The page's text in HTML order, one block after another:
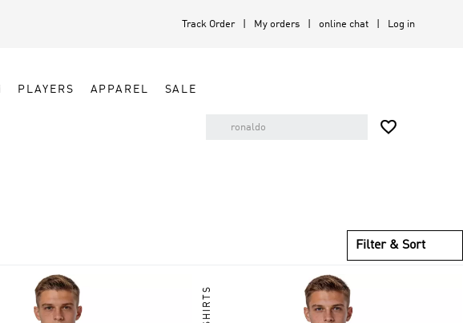
Track Order My orders online chat Log in
PLAYERS APPAREL SALE

Filter & Sort